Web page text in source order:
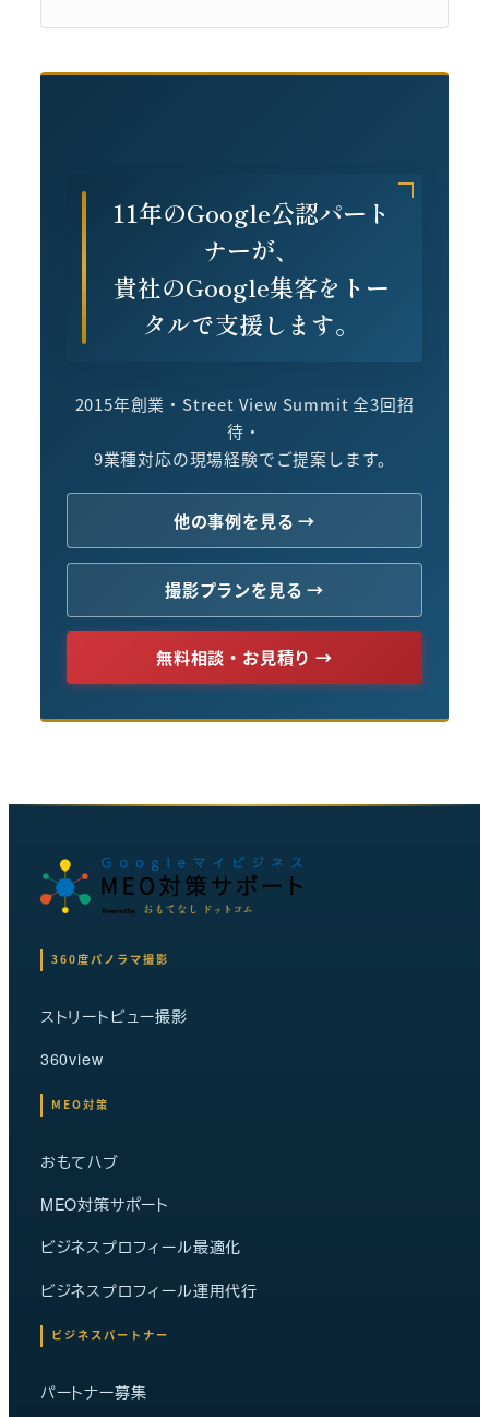
11年のGoogle公認パート
ナーが、
貴社のGoogle集客をトー
タルで支援します。
2015年創業・Street View Summit 全3回招
待・
9業種対応の現場経験でご提案します。
他の事例を見る →
撮影プランを見る →
無料相談・お見積り →
360度パノラマ撮影
ストリートビュー撮影
360view
MEO対策
おもてハブ
MEO対策サポート
ビジネスプロフィール最適化
ビジネスプロフィール運用代行
ビジネスパートナー
パートナー募集